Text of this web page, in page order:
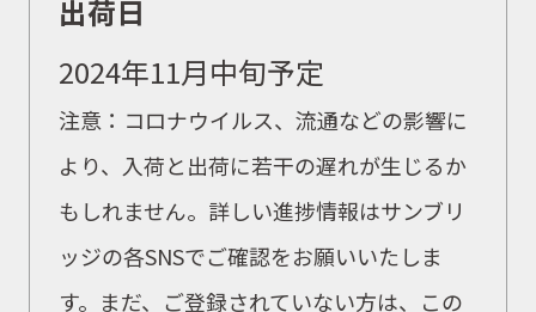
イベント
キャンペーン
お問合せ
出荷日
2024年11月中旬予定
注意：コロナウイルス、流通などの影響に
より、入荷と出荷に若干の遅れが生じるか
もしれません。詳しい進捗情報はサンブリ
ッジの各SNSでご確認をお願いいたしま
す。まだ、ご登録されていない方は、この